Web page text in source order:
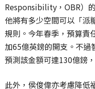
Responsibility，OBR）
他將有多少空間可以「派
規則。今年春季，預算責
加65億英鎊的開支。不
預測該金額可達130億鎊
此外，侯俊偉亦考慮降低